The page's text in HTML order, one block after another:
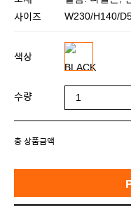
사이즈 W230/H140/
색상
수량
총 상품금액